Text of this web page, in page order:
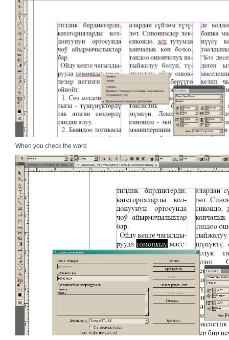
When you check the word